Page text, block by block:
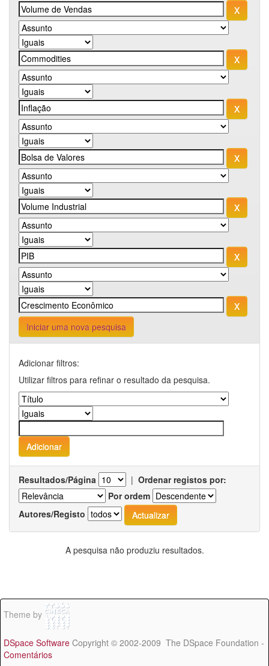
Iniciar uma nova pesquisa
Adicionar filtros:
Utilizar filtros para refinar o resultado da pesquisa.
Resultados/Página | Ordenar registos por:
Por ordem
Autores/Registo
A pesquisa não produziu resultados.
Theme by
DSpace Software Copyright © 2002-2009 The DSpace Foundation -
Comentários